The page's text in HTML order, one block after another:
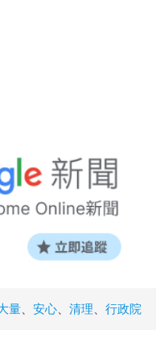
量 安心 清理 行政院